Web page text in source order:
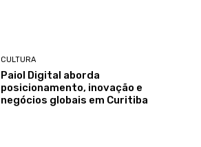
CULTURA
Paiol Digital aborda
posicionamento, inovação e
negócios globais em Curitiba